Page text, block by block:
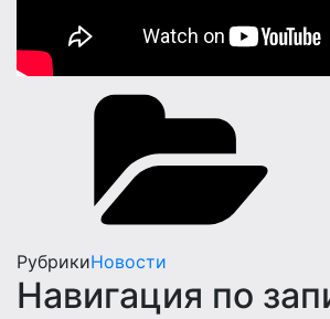
РубрикиНовости
Навигация по